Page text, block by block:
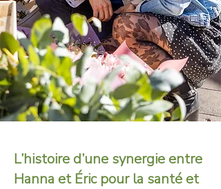
L’histoire d’une synergie entre
Hanna et Éric pour la santé et